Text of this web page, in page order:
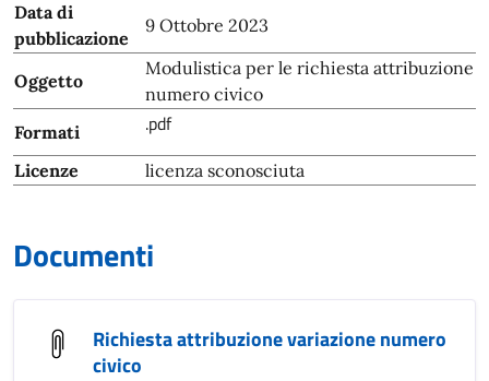
Data di
pubblicazione
9 Ottobre 2023
Oggetto
Modulistica per le richiesta attribuzione
numero civico
Formati
.pdf
Licenze licenza sconosciuta
Documenti
Richiesta attribuzione variazione numero
civico